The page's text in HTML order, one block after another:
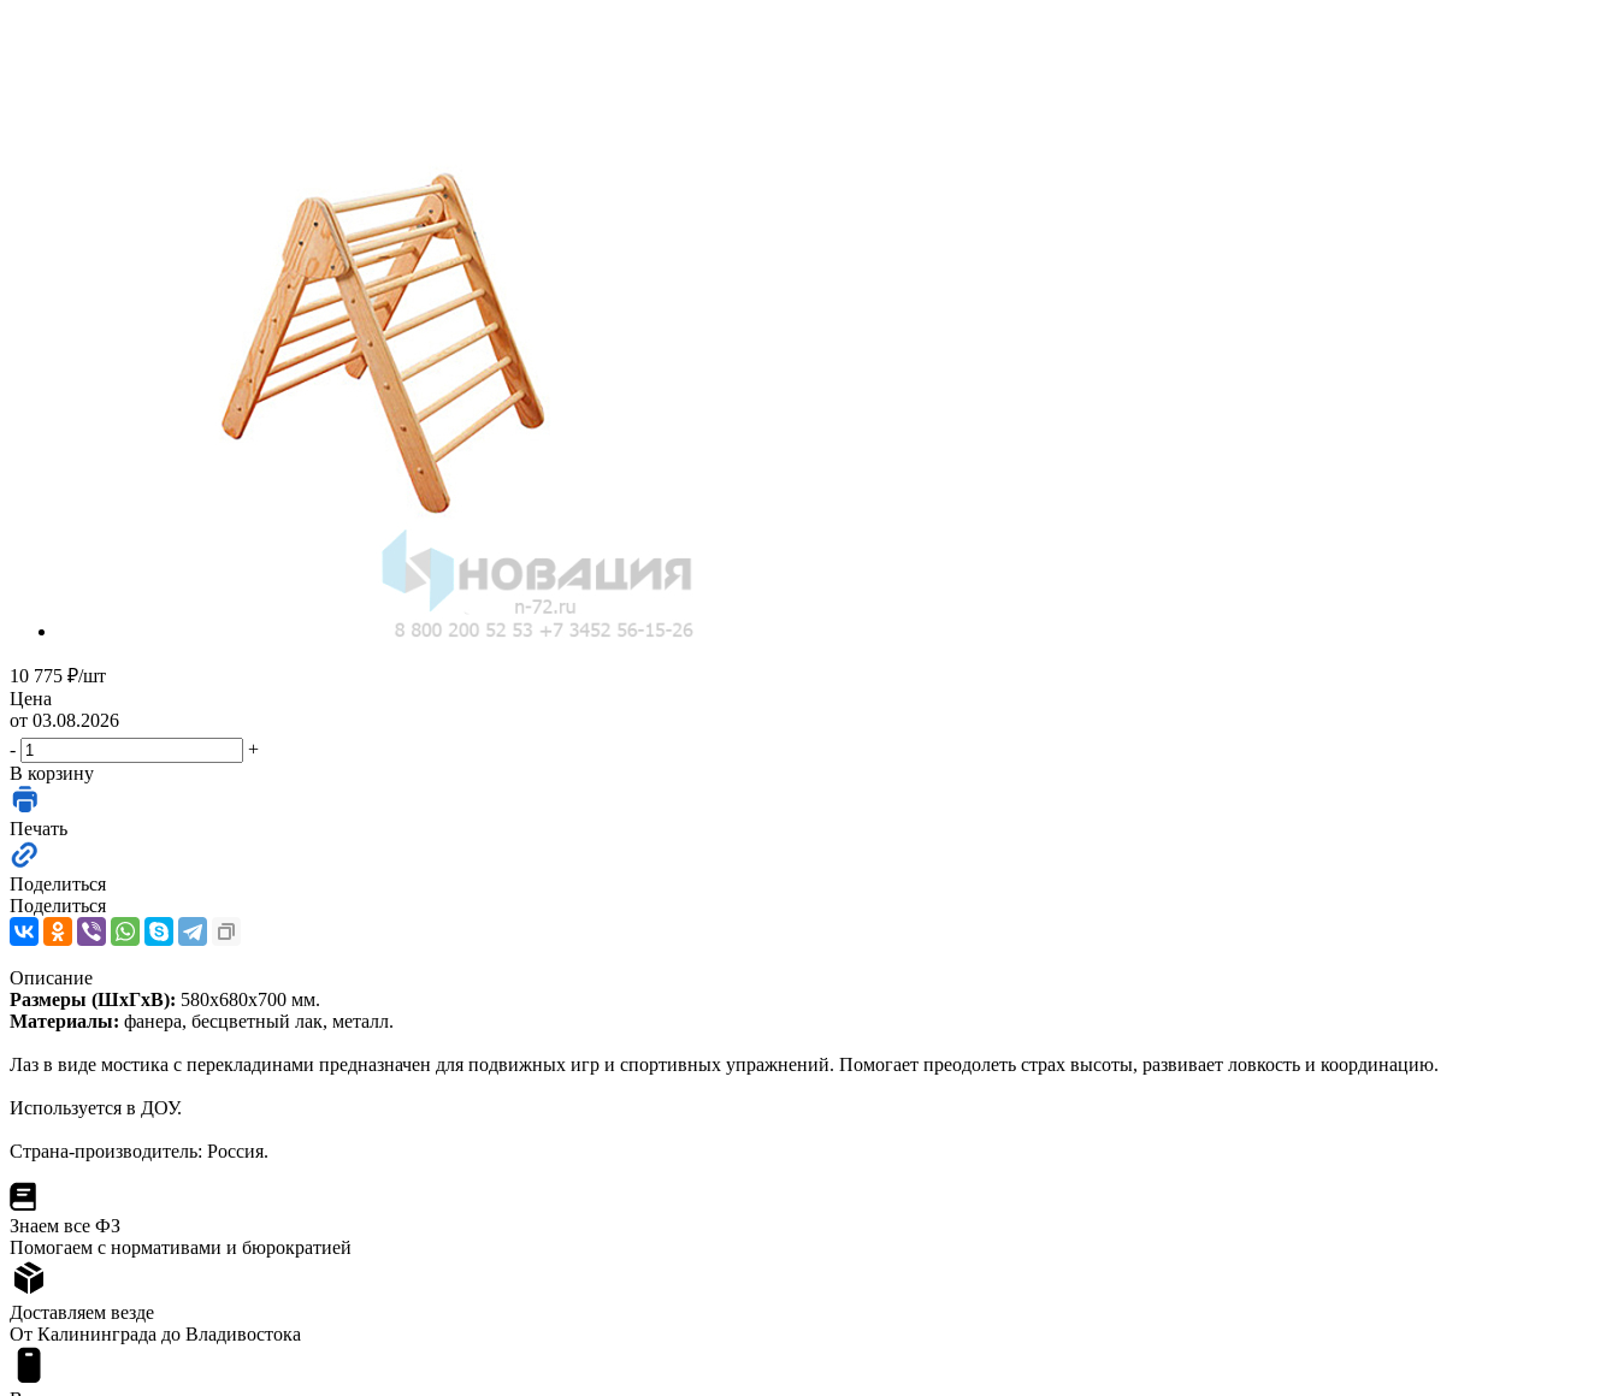
10 775 ₽/шт
Цена
от 03.08.2026
-
+
В корзину
Печать
Поделиться
Поделиться
Описание
Размеры (ШхГхВ): 580х680х700 мм.
Материалы: фанера, бесцветный лак, металл.
Лаз в виде мостика с перекладинами предназначен для подвижных игр и спортивных упражнений. Помогает преодолеть страх высоты, развивает ловкость и координацию.
Используется в ДОУ.
Страна-производитель: Россия.
Знаем все ФЗ
Помогаем с нормативами и бюрократией
Доставляем везде
От Калининграда до Владивостока